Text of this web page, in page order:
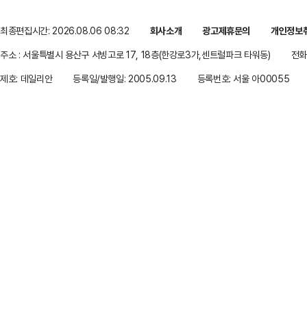
최종편집시간: 2026.08.06 08:32 회사소개 광고제휴문의
개인정보
주소 : 서울특별시 용산구 서빙고로 17, 18층(한강로3가,센트럴파크 타워동)
전
제호: 데일리안
등록일/발행일: 2005.09.13 등록번호: 서울 아00055